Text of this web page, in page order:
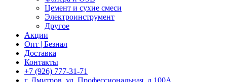
Цемент и сухие смеси
Электроинструмент
Другое
Акции
Опт | Безнал
Доставка
Контакты
+7 (926) 777-31-71